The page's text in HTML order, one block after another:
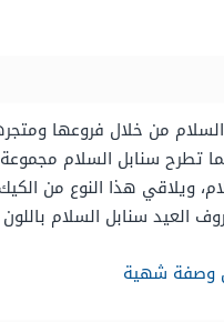
من خلال فروعها ومتجرها
تطرح سنابل السلام
ويلاقي هذا النوع من
سنابل السلام باللون
وصفة شهية